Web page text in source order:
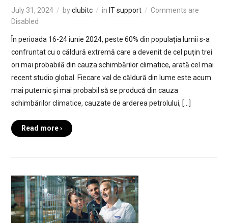
July 31, 2024 byclubitc in IT support
Comments are
Disabled
În perioada 16-24 iunie 2024, peste 60% din populația lumii s-a
confruntat cu o căldură extremă care a devenit de cel puțin trei
ori mai probabilă din cauza schimbărilor climatice, arată cel mai
recent studio global. Fiecare val de căldură din lume este acum
mai puternic și mai probabil să se producă din cauza
schimbărilor climatice, cauzate de arderea petrolului, […]
Read more ›